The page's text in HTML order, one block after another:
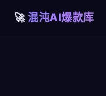
混沌AI爆款库